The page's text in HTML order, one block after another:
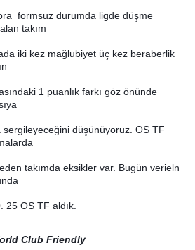
formsuz durumda ligde düşme
takım
iki kez mağlubiyet üç kez beraberlik
1 puanlık farkı göz önünde
sergileyeceğini düşünüyoruz. OS TF
takımda eksikler var. Bugün verieln
25 OS TF aldık.
Club Friendly